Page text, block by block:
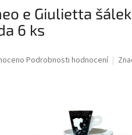
e Giulietta
6 ks
Podrobnosti hodnocení